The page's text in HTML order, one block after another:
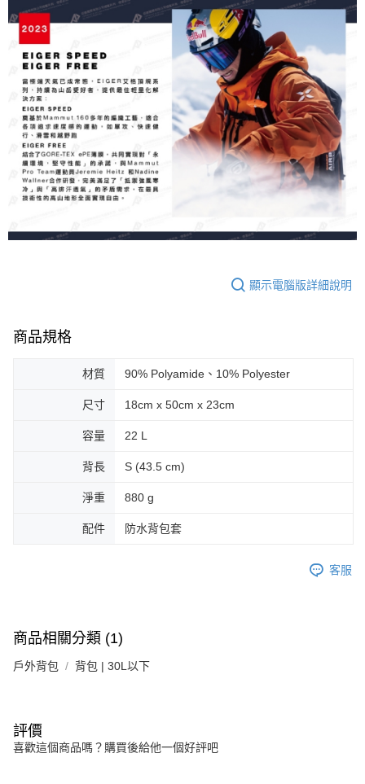
顯示電腦版詳細說明
商品規格
材質 90% Polyamide、10% Polyester
尺寸 18cm x 50cm x 23cm
容量 22 L
背長 S (43.5 cm)
淨重 880 g
配件 防水背包套
客服
商品相關分類 (1)
戶外背包 背包 | 30L以下
評價
喜歡這個商品嗎？購買後給他一個好評吧